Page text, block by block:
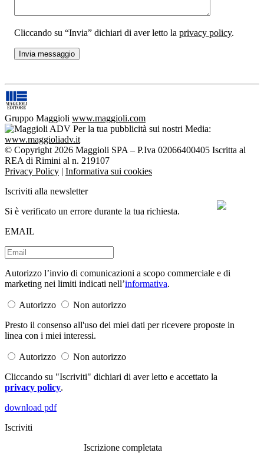
Cliccando su “Invia” dichiari di aver letto la privacy policy.
Gruppo Maggioli www.maggioli.com
Per la tua pubblicità sui nostri Media:
www.maggioliadv.it
© Copyright 2026 Maggioli SPA – P.Iva 02066400405 Iscritta al
REA di Rimini al n. 219107
Privacy Policy | Informativa sui cookies
Iscriviti alla newsletter
Si è verificato un errore durante la tua richiesta.
EMAIL
Autorizzo l’invio di comunicazioni a scopo commerciale e di
marketing nei limiti indicati nell’informativa.
Autorizzo
Non autorizzo
Presto il consenso all'uso dei miei dati per ricevere proposte in
linea con i miei interessi.
Autorizzo
Non autorizzo
Cliccando su "Iscriviti" dichiari di aver letto e accettato la
privacy policy.
download pdf
Iscriviti
Iscrizione completata